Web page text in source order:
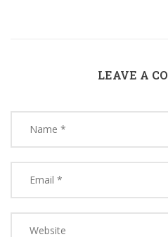
LEAVE A